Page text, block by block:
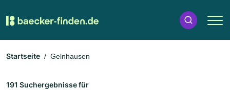
Startseite Gelnhausen
191 Suchergebnisse für